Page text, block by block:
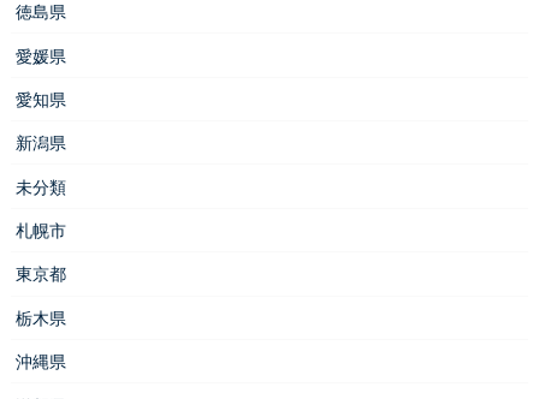
徳島県
愛媛県
愛知県
新潟県
未分類
札幌市
東京都
栃木県
沖縄県